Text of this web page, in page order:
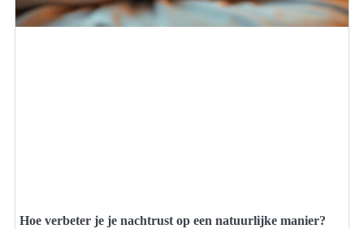
Hoe verbeter je je nachtrust op een natuurlijke manier?